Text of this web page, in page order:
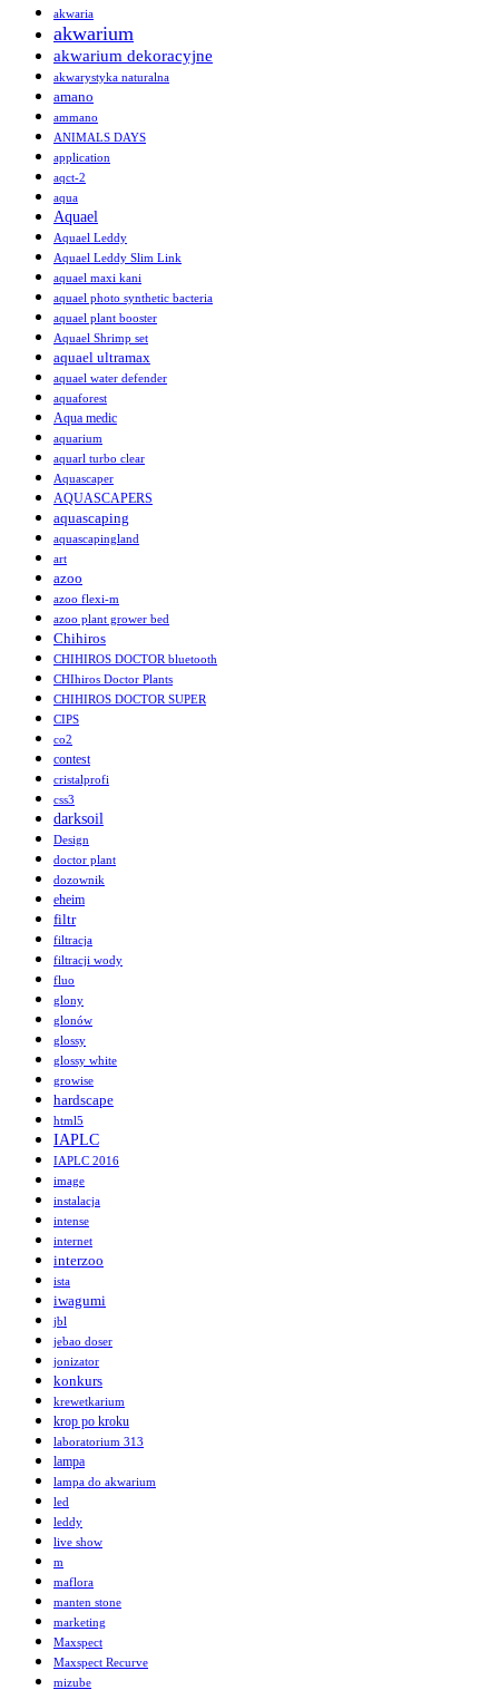
akwaria
akwarium
akwarium dekoracyjne
akwarystyka naturalna
amano
ammano
ANIMALS DAYS
application
aqct-2
aqua
Aquael
Aquael Leddy
Aquael Leddy Slim Link
aquael maxi kani
aquael photo synthetic bacteria
aquael plant booster
Aquael Shrimp set
aquael ultramax
aquael water defender
aquaforest
Aqua medic
aquarium
aquarl turbo clear
Aquascaper
AQUASCAPERS
aquascaping
aquascapingland
art
azoo
azoo flexi-m
azoo plant grower bed
Chihiros
CHIHIROS DOCTOR bluetooth
CHIhiros Doctor Plants
CHIHIROS DOCTOR SUPER
CIPS
co2
contest
cristalprofi
css3
darksoil
Design
doctor plant
dozownik
eheim
filtr
filtracja
filtracji wody
fluo
glony
glonów
glossy
glossy white
growise
hardscape
html5
IAPLC
IAPLC 2016
image
instalacja
intense
internet
interzoo
ista
iwagumi
jbl
jebao doser
jonizator
konkurs
krewetkarium
krop po kroku
laboratorium 313
lampa
lampa do akwarium
led
leddy
live show
m
maflora
manten stone
marketing
Maxspect
Maxspect Recurve
mizube